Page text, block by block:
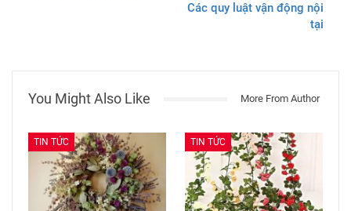
Các quy luật vận động nội
tại
You Might Also Like More From Author
TIN TỨC TIN TỨC